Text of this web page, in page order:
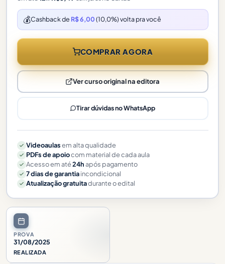
PROVA
31/08/2025
REALIZADA
💰Cashback de R$ 6,00(10,0%) volta pra você
COMPRAR AGORA
Ver curso original na editora
Tirar dúvidas no WhatsApp
Videoaulasem alta qualidade
PDFs de apoiocom material de cada aula
Acesso em até24hapós pagamento
7 dias de garantiaincondicional
Atualização gratuitadurante o edital